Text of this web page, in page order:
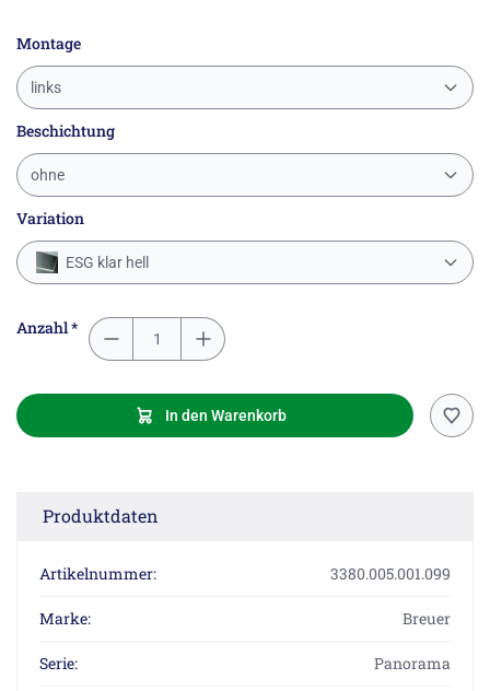
Montage
links
Beschichtung
ohne
Variation
ESG klar hell
Anzahl *
In den Warenkorb
Produktdaten
Artikelnummer: 3380.005.001.099
Marke: Breuer
Serie: Panorama